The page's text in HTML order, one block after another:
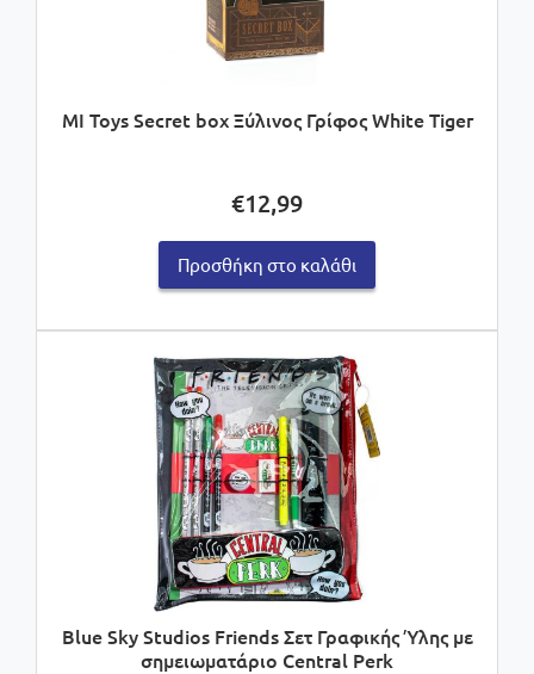
MI Toys Secret box Ξύλινος Γρίφος White Tiger
€12,99
Προσθήκη στο καλάθι
Blue Sky Studios Friends Σετ Γραφικής Ύλης με
σημειωματάριο Central Perk